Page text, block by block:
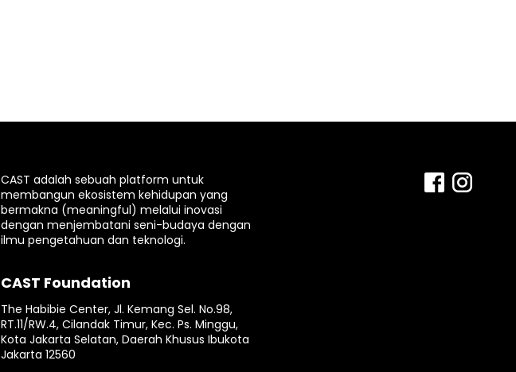
CAST adalah sebuah platform untuk
membangun ekosistem kehidupan yang
bermakna (meaningful) melalui inovasi
dengan menjembatani seni-budaya dengan
ilmu pengetahuan dan teknologi.
CAST Foundation
The Habibie Center, Jl. Kemang Sel. No.98,
RT.11/RW.4, Cilandak Timur, Kec. Ps. Minggu,
Kota Jakarta Selatan, Daerah Khusus Ibukota
Jakarta 12560